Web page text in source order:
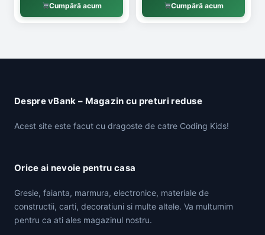
Cumpără acum Cumpără acum
Despre vBank – Magazin cu preturi reduse
Acest site este facut cu dragoste de catre Coding Kids!
Orice ai nevoie pentru casa
Gresie, faianta, marmura, electronice, materiale de
constructii, carti, decoratiuni si multe altele. Va multumim
pentru ca ati ales magazinul nostru.